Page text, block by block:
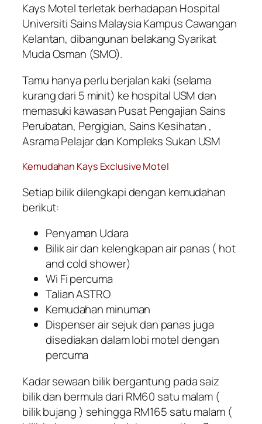
Kays Motel terletak berhadapan Hospital
Universiti Sains Malaysia Kampus Cawangan
Kelantan, dibangunan belakang Syarikat
Muda Osman (SMO).
Tamu hanya perlu berjalan kaki (selama
kurang dari 5 minit) ke hospital USM dan
memasuki kawasan Pusat Pengajian Sains
Perubatan, Pergigian, Sains Kesihatan ,
Asrama Pelajar dan Kompleks Sukan USM
Kemudahan Kays Exclusive Motel
Setiap bilik dilengkapi dengan kemudahan
berikut:
Penyaman Udara
Bilik air dan kelengkapan air panas ( hot
and cold shower)
Wi Fi percuma
Talian ASTRO
Kemudahan minuman
Dispenser air sejuk dan panas juga
disediakan dalam lobi motel dengan
percuma
Kadar sewaan bilik bergantung pada saiz
bilik dan bermula dari RM60 satu malam (
bilik bujang ) sehingga RM165 satu malam (